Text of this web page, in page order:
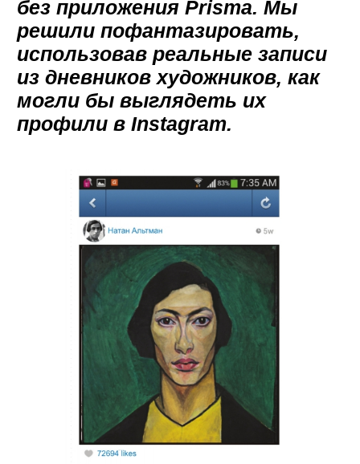
без приложения Prisma. Мы
решили пофантазировать,
использовав реальные записи
из дневников художников, как
могли бы выглядеть их
профили в Instagram.